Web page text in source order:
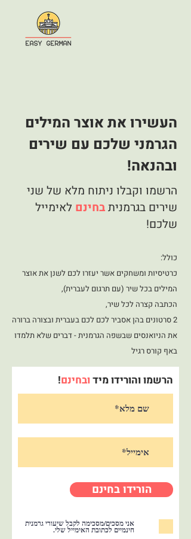
העשירו את אוצר המילים
הגרמני שלכם עם שירים
ובהנאה!
הרשמו וקבלו ניתוח מלא של שני
שירים בגרמניתבחינם לאימייל
שלכם!
כולל:
כרטיסיות ומשחקים אשר יעזרו לכם לשנן את אוצר
המילים בכל שיר (עם תרגום לעברית),
הכתבה קצרה לכל שיר,
2 סרטונים בהן אסביר לכם לכם בעברית ובצורה ברורה
את הניואנסים שבשפה הגרמנית - דברים שלא תלמדו
באף קורס רגיל
הרשמו והורידו מיד ובחינם!
הורידו בחינם
אני מסכים/מסכימה לקבל שיעורי גרמנית
חינמיים לכתובת האימייל שלי.